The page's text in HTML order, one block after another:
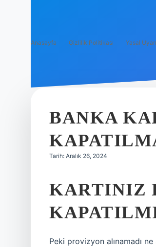
Anasayfa Gizlilik Politikası Yasal Uyarı
BANKA
Tarih: Aralık 26, 2024
KARTINIZ
Peki provizyon alınamadı